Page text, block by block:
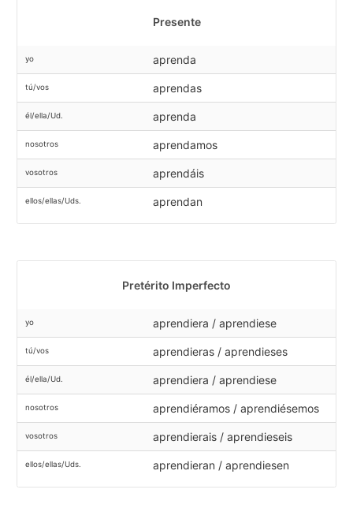
Presente
yo aprenda
tú/vos aprendas
él/ella/Ud. aprenda
nosotros aprendamos
vosotros aprendáis
ellos/ellas/Uds. aprendan
Pretérito Imperfecto
yo aprendiera / aprendiese
tú/vos aprendieras / aprendieses
él/ella/Ud. aprendiera / aprendiese
nosotros aprendiéramos / aprendiésemos
vosotros aprendierais / aprendieseis
ellos/ellas/Uds. aprendieran / aprendiesen